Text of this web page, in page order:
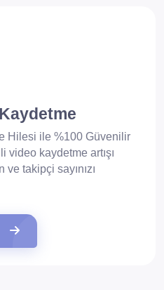
Hilesi ile %100 Güvenilir
kaydetme artışı
takipçi sayınızı